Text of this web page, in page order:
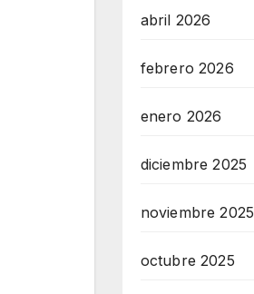
abril 2026
febrero 2026
enero 2026
diciembre 2025
noviembre 2025
octubre 2025